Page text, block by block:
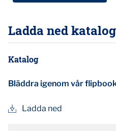
Ladda ned katalog
Katalog
Bläddra igenom vår
Ladda ned